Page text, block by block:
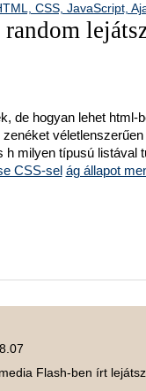
CSS, JavaScript,
de hogyan lehet
véletlenszerűen
milyen típusú listával
CSS-sel ág állapot
Flash-ben írt